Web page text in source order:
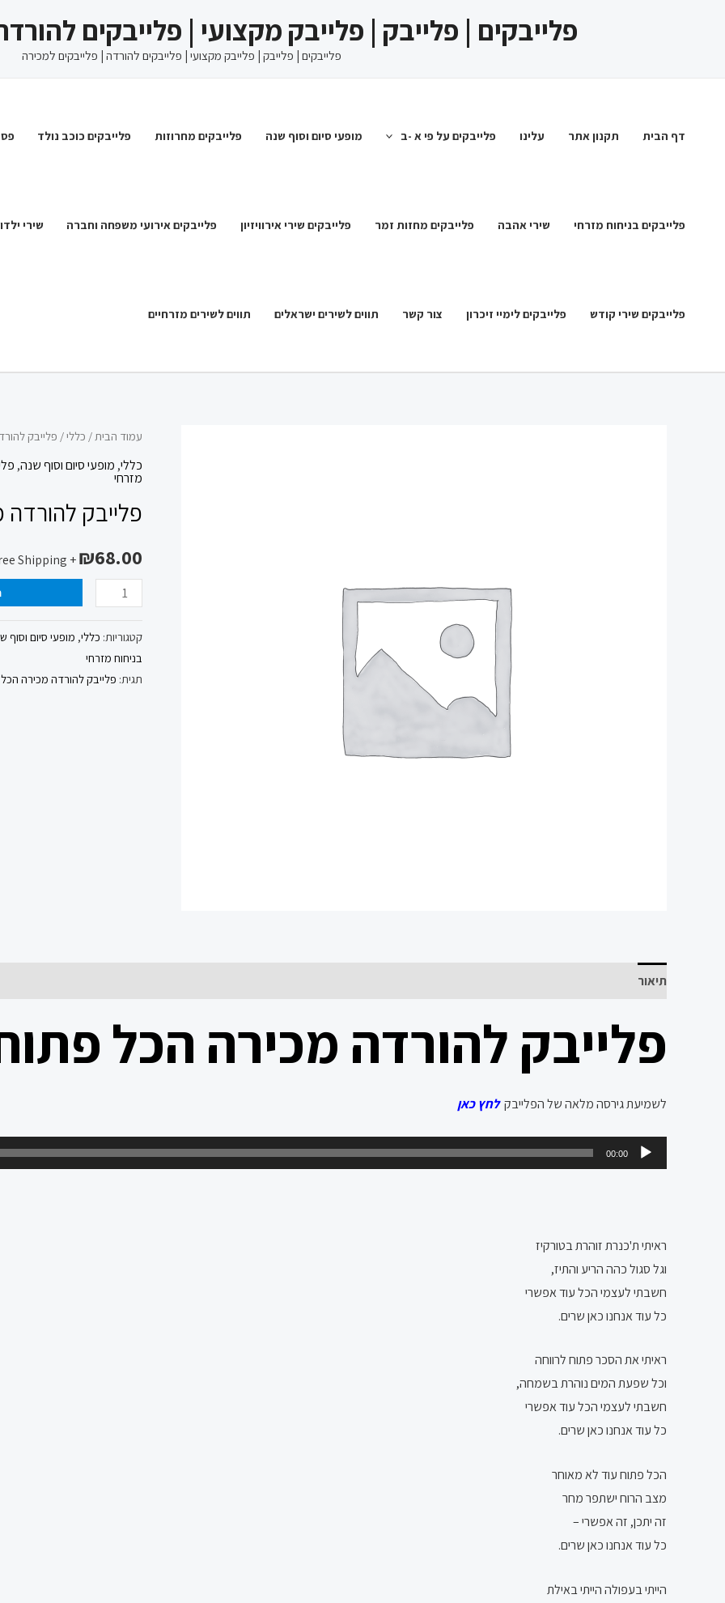
פלייבקים | פלייבק | פלייבק מקצועי | פלייבקים
פלייבקים | פלייבק | פלייבק מקצועי | פלייבקים להורדה | פלייבקים למכירה
דף הבית תקנון אתר עלינו פלייבקים על פי א -ב מופעי סיום וסוף שנה פלייבקים מחרוזות פלייבקים כוכב נולד
פלייבקים בניחוח מזרחי שירי אהבה פלייבקים מחזות זמר פלייבקים שירי אירוויזיון פלייבקים אירועי משפחה וחברה שירי
פלייבקים שירי קודש פלייבקים לימיי זיכרון צור קשר תווים לשירים ישראלים תווים לשירים מזרחיים
עמוד הבית/ כללי/ פלייבק
כללי, מופעי סיום וסוף שנה,
מזרחי
פלייבק להורדה
₪68.00
+ Free Shipping
כמות
של
פלייבק
להורדה
הכל
פתוח
לאה
קטגוריות: כללי, מופעי סיום וסוף
בניחוח מזרחי
תגית: פלייבק להורדה מכירה
תיאור
פלייבק להורדה מכירה הכל
לשמיעת גירסה מלאה של הפלייבק לחץ כאן
אודיו
00:00
ראיתי ת'כנרת זוהרת בטורקיז
וגל סגול כהה הריע והתיז,
חשבתי לעצמי הכל עוד אפשרי
כל עוד אנחנו כאן שרים.
ראיתי את הסכר פתוח לרווחה
וכל שפעת המים נוהרת בשמחה,
חשבתי לעצמי הכל עוד אפשרי
כל עוד אנחנו כאן שרים.
הכל פתוח עוד לא מאוחר
מצב הרוח ישתפר מחר
זה יתכן, זה אפשרי –
כל עוד אנחנו כאן שרים.
הייתי בעפולה הייתי באילת